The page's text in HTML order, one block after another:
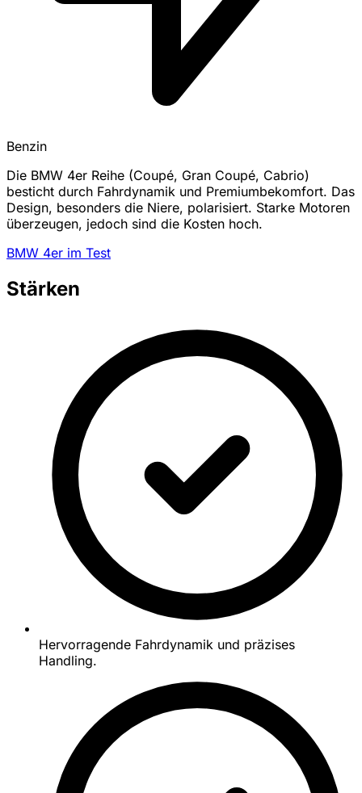
Benzin
Die BMW 4er Reihe (Coupé, Gran Coupé, Cabrio)
besticht durch Fahrdynamik und Premiumbekomfort. Das
Design, besonders die Niere, polarisiert. Starke Motoren
überzeugen, jedoch sind die Kosten hoch.
BMW 4er im Test
Stärken
Hervorragende Fahrdynamik und präzises
Handling.